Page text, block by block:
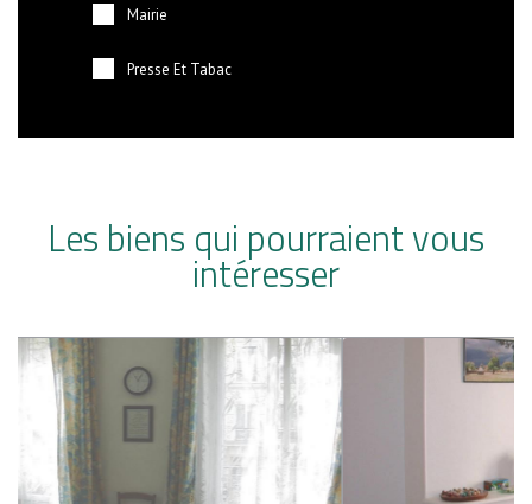
Mairie
Presse Et Tabac
Les biens qui pourraient vous
intéresser